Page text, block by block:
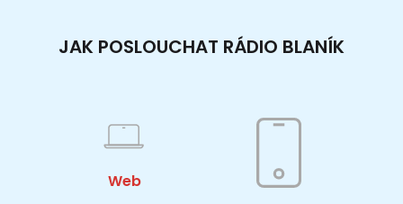
JAK POSLOUCHAT RÁDIO BLANÍK
Web